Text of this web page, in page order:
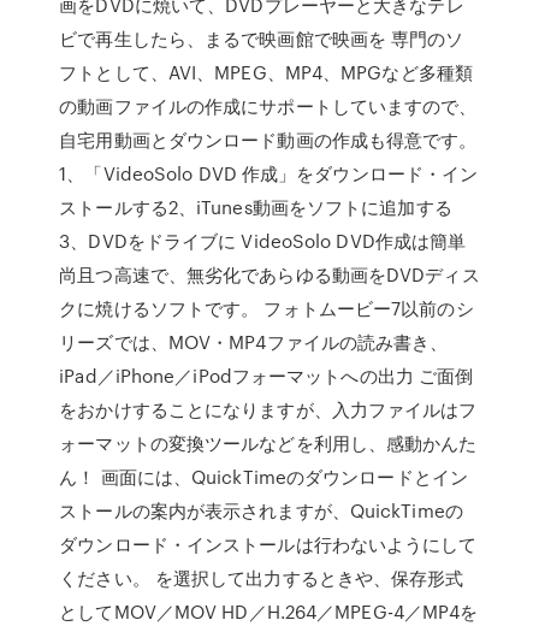
ビで再生したら、まるで映画館で映画を 専門のソ
フトとして、AVI、MPEG、MP4、MPGなど多種類
の動画ファイルの作成にサポートしていますので、
自宅用動画とダウンロード動画の作成も得意です。
1、「VideoSolo DVD 作成」をダウンロード・イン
ストールする2、iTunes動画をソフトに追加する
3、DVDをドライブに VideoSolo DVD作成は簡単
尚且つ高速で、無劣化であらゆる動画をDVDディス
クに焼けるソフトです。 フォトムービー7以前のシ
リーズでは、MOV・MP4ファイルの読み書き、
iPad／iPhone／iPodフォーマットへの出力 ご面倒
をおかけすることになりますが、入力ファイルはフ
ォーマットの変換ツールなどを利用し、感動かんた
ん！ 画面には、QuickTimeのダウンロードとイン
ストールの案内が表示されますが、QuickTimeの
ダウンロード・インストールは行わないようにして
ください。 を選択して出力するときや、保存形式
としてMOV／MOV HD／H.264／MPEG-4／MP4を